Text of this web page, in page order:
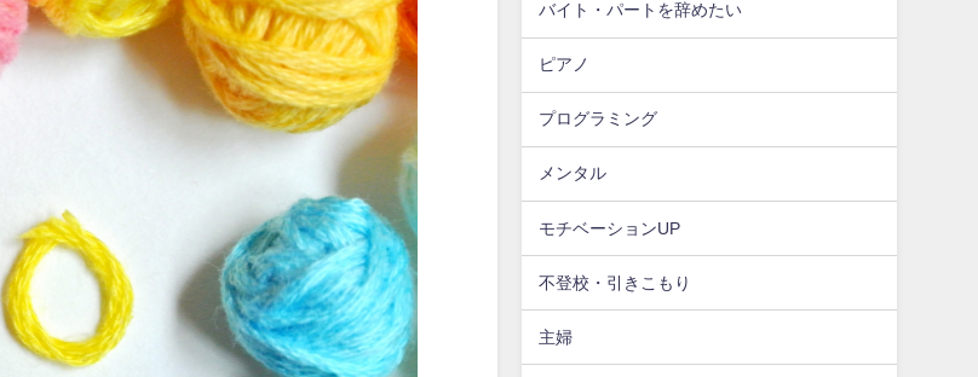
バイト・パートを辞めたい
ピアノ
プログラミング
メンタル
モチベーションUP
不登校・引きこもり
主婦